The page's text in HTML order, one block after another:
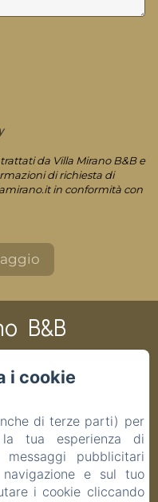
da Villa Mirano B&B e
di richiesta di
in conformità con
B&B
DATI
i cookie
di terze parti) per
la tua esperienza di
pubblicitari
e sul tuo
i cookie cliccando